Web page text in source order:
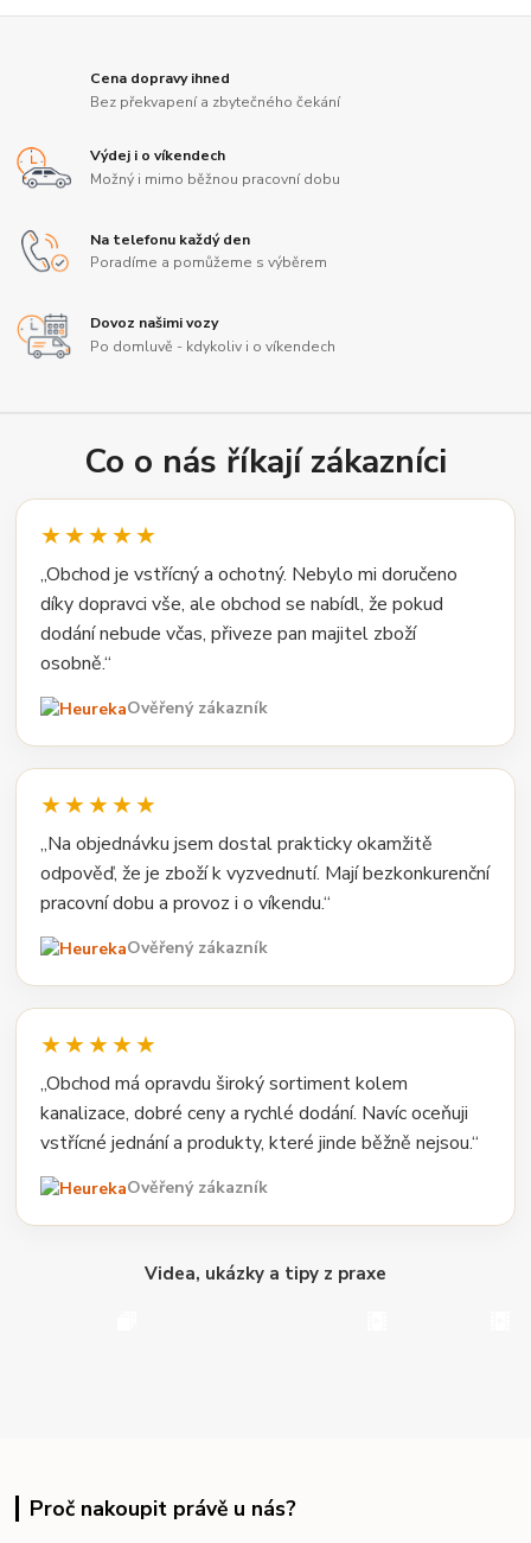
Cena dopravy ihned
Bez překvapení a zbytečného čekání
Výdej i o víkendech
Možný i mimo běžnou pracovní dobu
Na telefonu každý den
Poradíme a pomůžeme s výběrem
Dovoz našimi vozy
Po domluvě - kdykoliv i o víkendech
Co o nás říkají zákazníci
★★★★★
„Obchod je vstřícný a ochotný. Nebylo mi doručeno
díky dopravci vše, ale obchod se nabídl, že pokud
dodání nebude včas, přiveze pan majitel zboží
osobně.“
Ověřený zákazník
★★★★★
„Na objednávku jsem dostal prakticky okamžitě
odpověď, že je zboží k vyzvednutí. Mají bezkonkurenční
pracovní dobu a provoz i o víkendu.“
Ověřený zákazník
★★★★★
„Obchod má opravdu široký sortiment kolem
kanalizace, dobré ceny a rychlé dodání. Navíc oceňuji
vstřícné jednání a produkty, které jinde běžně nejsou.“
Ověřený zákazník
Videa, ukázky a tipy z praxe
Proč nakoupit právě u nás?